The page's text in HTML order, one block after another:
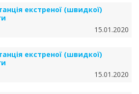
екстреної (швидкої)
15.01.2020
екстреної (швидкої)
15.01.2020